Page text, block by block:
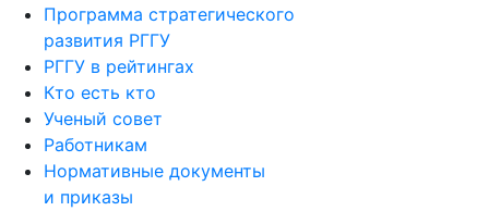
Программа стратегического
развития РГГУ
РГГУ в рейтингах
Кто есть кто
Ученый совет
Работникам
Нормативные документы
и приказы